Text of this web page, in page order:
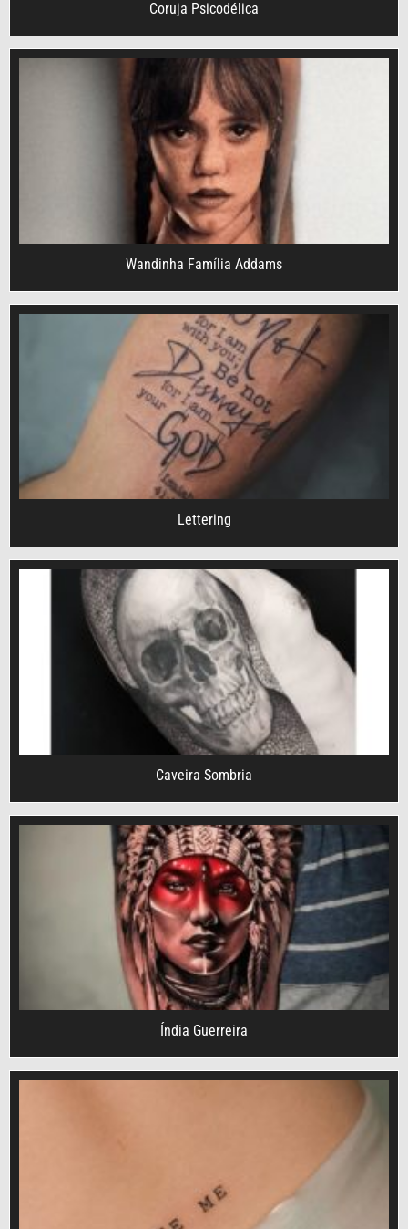
Coruja Psicodélica
Wandinha Família Addams
Lettering
Caveira Sombria
Índia Guerreira